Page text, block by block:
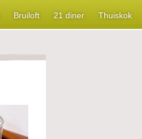
Bruiloft 21 diner Thuiskok